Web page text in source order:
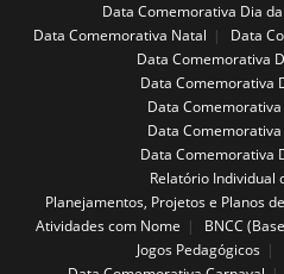
Data Comemorativa Dia
Data Comemorativa Natal
Data
Data Comemorativa
Data Comemorativa
Data
Data
Data Comemorativa
Relatório Individual
Planejamentos, Projetos e Planos
Atividades com Nome
BNCC
Jogos Pedagógicos